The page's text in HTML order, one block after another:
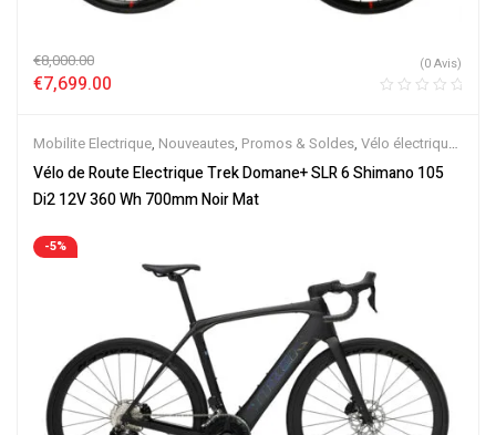
€8,000.00
€7,699.00
(0 Avis)
Mobilite Electrique, Nouveautes, Promos & Soldes, Vélo électrique
ville,Vélos de Route Electriques,Velos Electriques
Vélo de Route Electrique Trek Domane+ SLR 6 Shimano 105
Di2 12V 360 Wh 700mm Noir Mat
-5%